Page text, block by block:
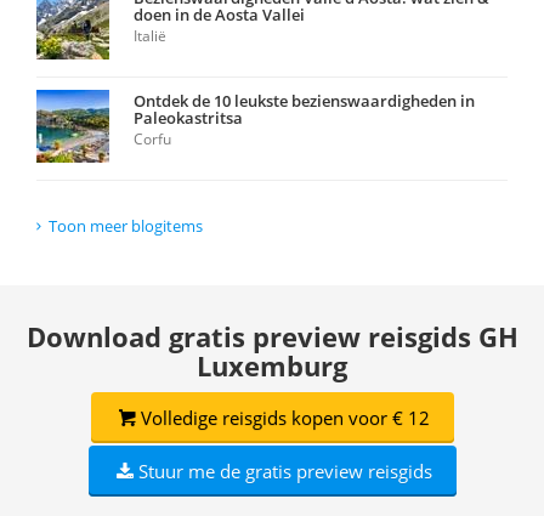
doen in de Aosta Vallei
Italië
Ontdek de 10 leukste bezienswaardigheden in
Paleokastritsa
Corfu
Toon meer blogitems
Download gratis preview reisgids GH
Luxemburg
Volledige reisgids kopen voor € 12
Stuur me de gratis preview reisgids